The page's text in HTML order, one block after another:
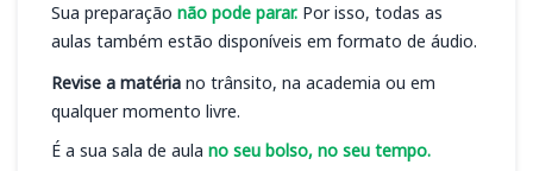
Sua preparação não pode parar. Por isso, todas as
aulas também estão disponíveis em formato de áudio.
Revise a matéria no trânsito, na academia ou em
qualquer momento livre.
É a sua sala de aula no seu bolso, no seu tempo.